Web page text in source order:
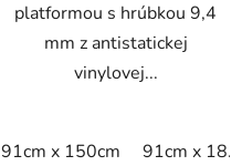
60cm x 22.8m 60cm x
platformou s hrúbkou 9,4
mm z antistatickej
vinylovej...
91cm x 150cm 91cm x